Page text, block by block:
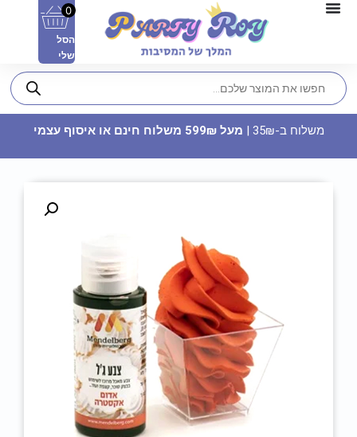
תותח קונפטי 40 ס"מ - כוח פיג'יי
13.90 ₪
0
הסל
שלי
משלוח ב-35₪ | מעל 599₪ משלוח חינם או איסוף עצמי